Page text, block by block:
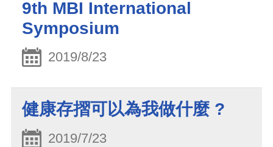
9th MBI International
Symposium
2019/8/23
健康存摺可以為我做什麼 ?
2019/7/23